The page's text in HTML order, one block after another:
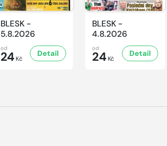
BLESK -
5.8.2026
od
24 Kč
Detail
BLESK -
4.8.2026
od
24 Kč
Detail